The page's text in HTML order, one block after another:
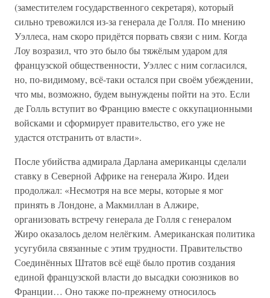
(заместителем государственного секретаря), который
сильно тревожился из-за генерала де Голля. По мнению
Уэллеса, нам скоро придётся порвать связи с ним. Когда
Лоу возразил, что это было бы тяжёлым ударом для
французской общественности, Уэллес с ним согласился,
но, по-видимому, всё-таки остался при своём убеждении,
что мы, возможно, будем вынуждены пойти на это. Если
де Голль вступит во Францию вместе с оккупационными
войсками и сформирует правительство, его уже не
удастся отстранить от власти».
После убийства адмирала Дарлана американцы сделали
ставку в Северной Африке на генерала Жиро. Идеи
продолжал: «Несмотря на все меры, которые я мог
принять в Лондоне, а Макмиллан в Алжире,
организовать встречу генерала де Голля с генералом
Жиро оказалось делом нелёгким. Американская политика
усугубила связанные с этим трудности. Правительство
Соединённых Штатов всё ещё было против создания
единой французской власти до высадки союзников во
Франции… Оно также по-прежнему относилось